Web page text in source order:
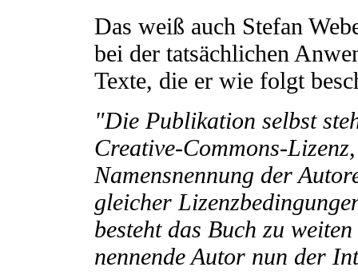
Das weiß auch Stefan
bei der tatsächlichen
Texte, die er wie folgt
"Die Publikation selbst
Creative-Commons-
Namensnennung der
gleicher
besteht das Buch zu
nennende Autor nun der